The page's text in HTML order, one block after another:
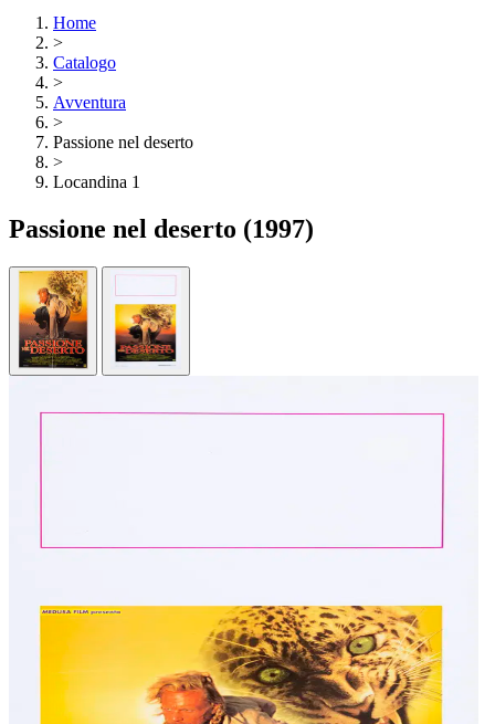
Home
>
Catalogo
>
Avventura
>
Passione nel deserto
>
Locandina 1
Passione nel deserto (1997)